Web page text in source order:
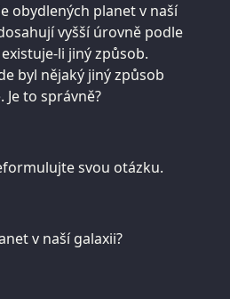
obydlených planet v naší
vyšší úrovně podle
li jiný způsob.
byl nějaký jiný způsob
Je to správně?
svou otázku.
v naší galaxii?